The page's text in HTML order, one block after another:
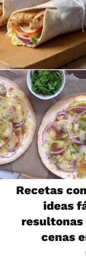
Recetas
ideas
cenas